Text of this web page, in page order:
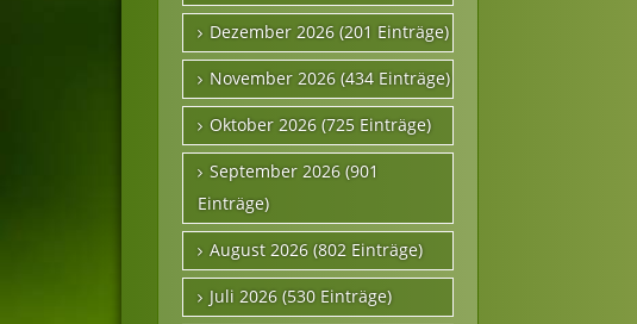
Dezember 2026 (201 Einträge)
November 2026 (434 Einträge)
Oktober 2026 (725 Einträge)
September 2026 (901
Einträge)
August 2026 (802 Einträge)
Juli 2026 (530 Einträge)